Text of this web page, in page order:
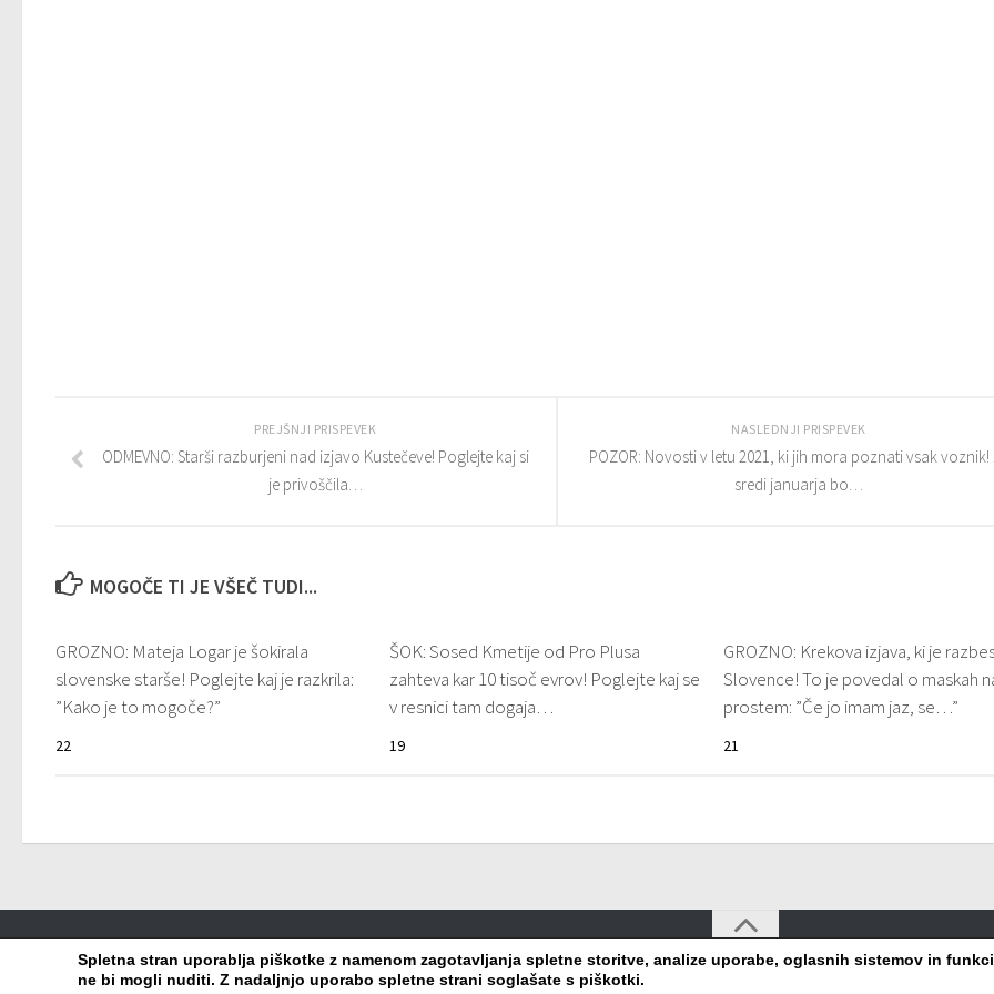
NASLEDNJI PRISPEVEK
POZOR: Novosti v letu 2021, ki jih mora poznati vsak voznik!
sredi januarja bo…
PREJŠNJI PRISPEVEK
ODMEVNO: Starši razburjeni nad izjavo Kustečeve! Poglejte kaj si
je privoščila…
MOGOČE TI JE VŠEČ TUDI...
GROZNO: Mateja Logar je šokirala
slovenske starše! Poglejte kaj je razkrila:
”Kako je to mogoče?”
22
ŠOK: Sosed Kmetije od Pro Plusa
zahteva kar 10 tisoč evrov! Poglejte kaj se
v resnici tam dogaja…
19
GROZNO: Krekova izjava, ki je
Slovence! To je povedal o maskah
prostem: ”Če jo imam jaz, se…”
21
Viralko.si © 2026. Vse pravice pridržane.
Spletna stran uporablja piškotke z namenom zagotavljanja spletne storitve, analize uporabe, oglasnih sistemov in
ne bi mogli nuditi. Z nadaljnjo uporabo spletne strani soglašate s piškotki.